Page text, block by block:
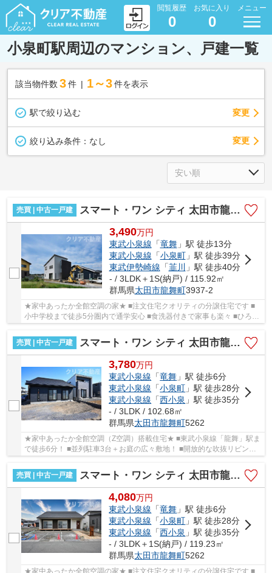
閲覧履歴
0
お気に入り
0
メニュー
小泉町駅周辺のマンション、戸建一覧
該当物件数 3件 1～3 件を表示
駅で絞り込む 変更
絞り込み条件： なし 変更
売買 | 中古一戸建 スマート・ワン シティ 太田市龍舞町2期
3,490万円
東武小泉線 「竜舞」駅 徒歩13分
東武小泉線 「小泉町」駅 徒歩39分
東武伊勢崎線 「韮川
」駅 徒歩40分
- / 3LDK＋1S(納戸) / 115.92㎡
群馬県太田市龍舞町3937-2
★家中あったか全館空調の家★ ■注文住宅クオリティの分譲住宅です ■
小中学校まで徒歩5分圏内で通学安心 ■食洗器付きで家事も楽々 ■ひろび
売買 | 中古一戸建
スマート・ワン シティ 太田市龍舞町
3,780万円
東武小泉線 「竜舞 」駅 徒歩6分
東武小泉線 「小泉町 」駅 徒歩28分
東武小泉線 「西小泉 」駅 徒歩35分
- / 3LDK / 102.68㎡
群馬県太田市龍舞町5262
★家中あったか全館空調（Z空調）搭載住宅★ ■東武小泉線「龍舞」駅ま
で徒歩6分！ ■並列駐車3台＋お庭の広々敷地！ ■開放的な吹抜リビング
売買 | 中古一戸建
スマート・ワン シティ 太田市龍舞町
4,080万円
東武小泉線 「竜舞 」駅 徒歩6分
東武小泉線 「小泉町 」駅 徒歩28分
東武小泉線 「西小泉 」駅 徒歩35分
- / 3LDK＋1S(納戸) / 119.23㎡
群馬県太田市龍舞町5262
★家中あったか全館空調の家★ ■注文住宅クオリティの分譲住宅です ■